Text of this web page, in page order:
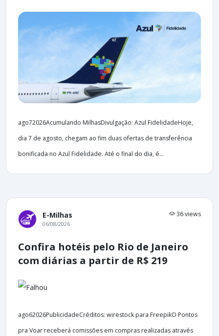
ago72026Acumulando MilhasDivulgação: Azul FidelidadeHoje,
dia 7 de agosto, chegam ao fim duas ofertas de transferência
bonificada no Azul Fidelidade. Até o final do dia, é...
E-Milhas 36 views
06/08/2026
Confira hotéis pelo Rio de Janeiro
com diárias a partir de R$ 219
ago62026PublicidadeCréditos: wirestock para FreepikO Pontos
pra Voar receberá comissões em compras realizadas através